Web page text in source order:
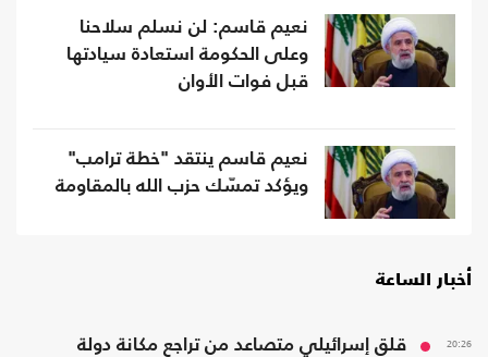
نعيم قاسم: لن نسلم سلاحنا
وعلى الحكومة استعادة سيادتها
قبل فوات الأوان
نعيم قاسم ينتقد "خطة ترامب"
ويؤكد تمسّك حزب الله بالمقاومة
أخبار الساعة
20:26
قلق إسرائيلي متصاعد من تراجع مكانة دولة